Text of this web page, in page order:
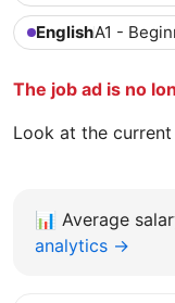
EnglishA1 -
The job ad is no
Look at the current
📊 Average
analytics →